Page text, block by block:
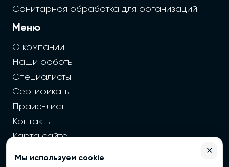
Санитарная обработка для организаций
Меню
О компании
Наши работы
Специалисты
Сертификаты
Прайс-лист
Контакты
Карта сайта
Мы используем cookie
✕